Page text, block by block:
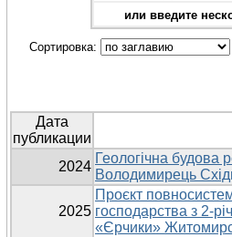
или введите
Сортировка:
Дата
публикации
2024
Геологічна
Володимирець
2025
Проєкт
господарства з 2-
«Єрчики»